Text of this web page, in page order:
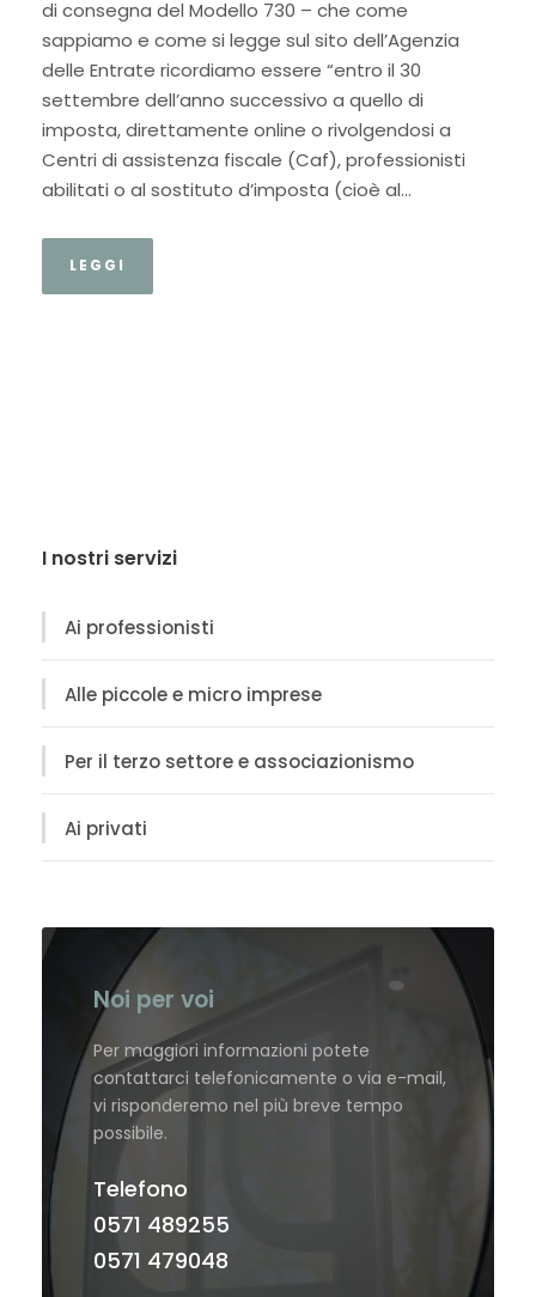
di consegna del Modello 730 – che come
sappiamo e come si legge sul sito dell’Agenzia
delle Entrate ricordiamo essere “entro il 30
settembre dell’anno successivo a quello di
imposta, direttamente online o rivolgendosi a
Centri di assistenza fiscale (Caf), professionisti
abilitati o al sostituto d’imposta (cioè al...
LEGGI
I nostri servizi
Ai professionisti
Alle piccole e micro imprese
Per il terzo settore e associazionismo
Ai privati
Noi per voi
Per maggiori informazioni potete
contattarci telefonicamente o via e-mail,
vi risponderemo nel più breve tempo
possibile.
Telefono
0571 489255
0571 479048